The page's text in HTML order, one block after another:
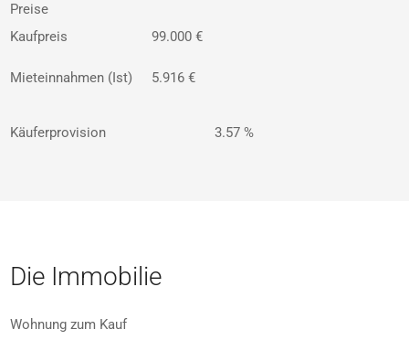
Preise
Kaufpreis
99.000 €
Mieteinnahmen (Ist) 5.916 €
Käuferprovision 3.57 %
Die Immobilie
Wohnung zum Kauf